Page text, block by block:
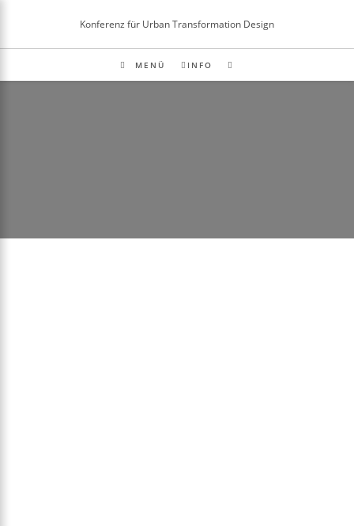
Konferenz für Urban Transformation Design
MENÜ INFO